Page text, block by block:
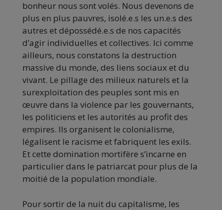
bonheur nous sont volés. Nous devenons de
plus en plus pauvres, isolé.e.s les un.e.s des
autres et dépossédé.e.s de nos capacités
d’agir individuelles et collectives. Ici comme
ailleurs, nous constatons la destruction
massive du monde, des liens sociaux et du
vivant. Le pillage des milieux naturels et la
surexploitation des peuples sont mis en
œuvre dans la violence par les gouvernants,
les politiciens et les autorités au profit des
empires. Ils organisent le colonialisme,
légalisent le racisme et fabriquent les exils.
Et cette domination mortifère s’incarne en
particulier dans le patriarcat pour plus de la
moitié de la population mondiale.
Pour sortir de la nuit du capitalisme, les